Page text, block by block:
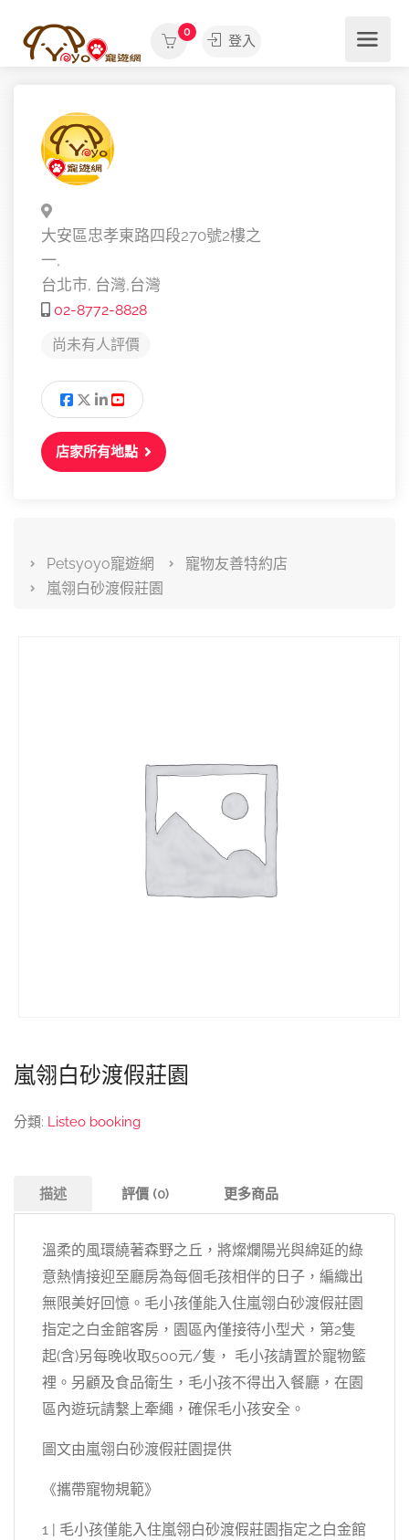
0
登入
大安區忠孝東路四段270號2樓之
一,
台北市, 台灣,台灣
02-8772-8828
尚未有人評價
店家所有地點
Petsyoyo寵遊網
寵物友善特約店
嵐翎白砂渡假莊園
嵐翎白砂渡假莊園
分類: Listeo booking
描述 評價 (0) 更多商品
溫柔的風環繞著森野之丘，將燦爛陽光與綿延的綠
意熱情接迎至廳房為每個毛孩相伴的日子，編織出
無限美好回憶。毛小孩僅能入住嵐翎白砂渡假莊園
指定之白金館客房，園區內僅接待小型犬，第2隻
起(含)另每晚收取500元/隻， 毛小孩請置於寵物籃
裡。另顧及食品衛生，毛小孩不得出入餐廳，在園
區內遊玩請繫上牽繩，確保毛小孩安全。
圖文由嵐翎白砂渡假莊園提供
《攜帶寵物規範》
1 | 毛小孩僅能入住嵐翎白砂渡假莊園指定之白金館